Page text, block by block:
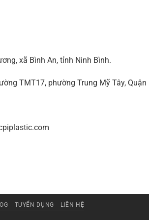
xã Bình An, tỉnh Ninh Bình.
TMT17, phường Trung Mỹ Tây,
TUYỂN DỤNG LIÊN HỆ